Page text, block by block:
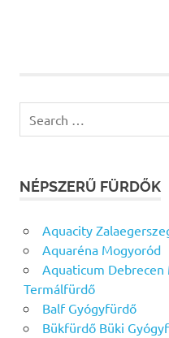
for:
NÉPSZERŰ FÜRDŐK
Aquacity
Aquaréna Mogyoród
Aquaticum
Termálfürdő
Balf Gyógyfürdő
Bükfürdő Büki